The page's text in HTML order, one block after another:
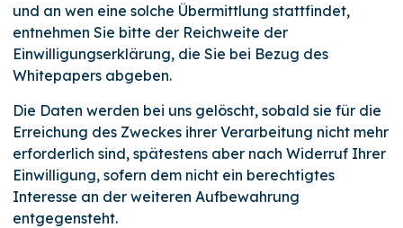
und an wen eine solche Übermittlung stattfindet,
entnehmen Sie bitte der Reichweite der
Einwilligungserklärung, die Sie bei Bezug des
Whitepapers abgeben.
Die Daten werden bei uns gelöscht, sobald sie für die
Erreichung des Zweckes ihrer Verarbeitung nicht mehr
erforderlich sind, spätestens aber nach Widerruf Ihrer
Einwilligung, sofern dem nicht ein berechtigtes
Interesse an der weiteren Aufbewahrung
entgegensteht.